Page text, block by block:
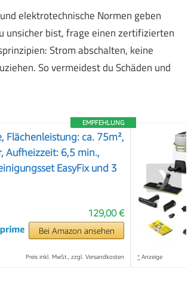
elektrotechnische Normen geben
unsicher bist, frage einen zertifizierten
Strom abschalten, keine
So vermeidest du Schäden und
EMPFEHLUNG
Flächenleistung: ca. 75m²,
Aufheizzeit: 6,5 min.,
EasyFix und 3
129,00 €
Bei Amazon ansehen
Preis inkl. MwSt., zzgl. Versandkosten * Anzeige
❯